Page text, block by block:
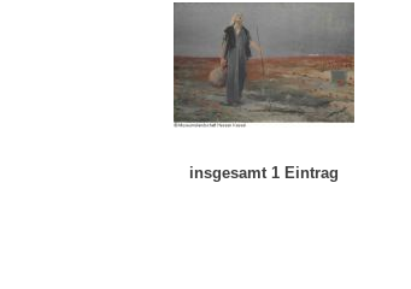
insgesamt 1 Eintrag